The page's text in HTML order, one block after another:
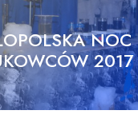
NOC
2017